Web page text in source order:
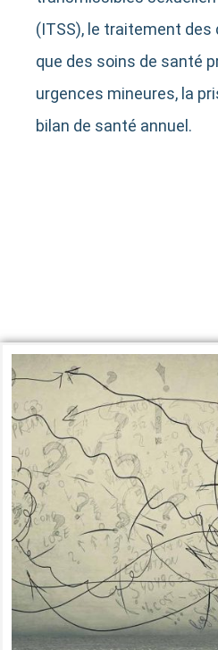
(ITSS), le traitement des
que des soins de santé
urgences mineures, la
bilan de santé annuel.